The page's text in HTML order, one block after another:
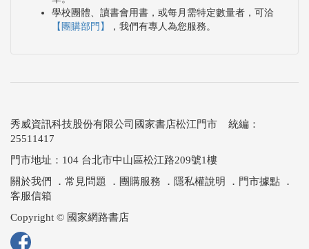
學校團體、讀書會用書，或每月需特定數量者，可洽
【團購部門】
，我們有專人為您服務。
秀威資訊科技股份有限公司國家書店松江門市 統編：
25511417
門市地址：104 台北市中山區松江路209號1樓
關於我們
． 常見問題 ． 團購服務 ． 隱私權說明 ． 門市據點 ．
客服信箱
Copyright © 國家網路書店